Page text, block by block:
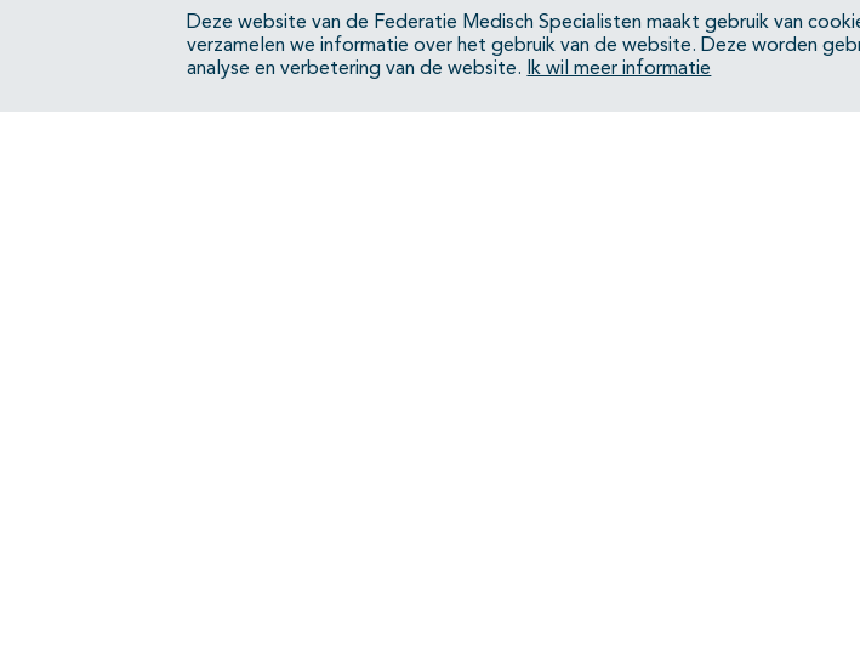
Deze website van de Federatie Medisch Specialisten maakt gebruik van
verzamelen we informatie over het gebruik van de website. Deze worden
analyse en verbetering van de website.
Ik wil meer informatie